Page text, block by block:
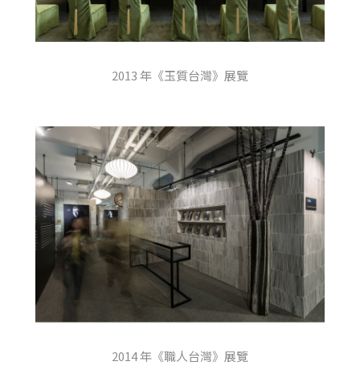
2013 年《玉質台灣》展覽
2014 年《職人台灣》展覽